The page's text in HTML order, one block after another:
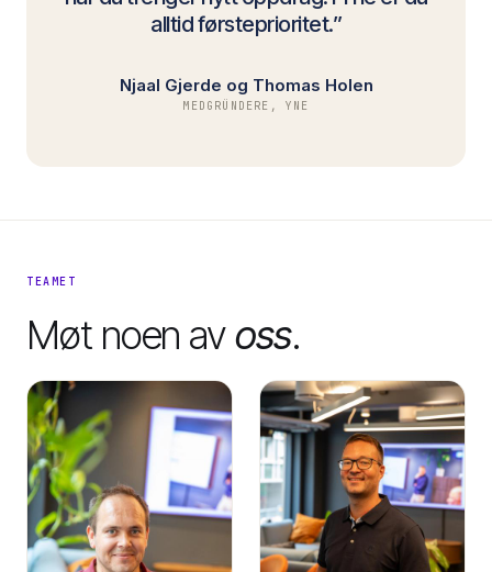
alltid førsteprioritet.”
Njaal Gjerde og Thomas Holen
MEDGRÜNDERE, YNE
TEAMET
Møt noen avoss.